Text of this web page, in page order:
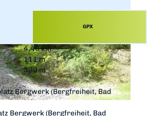
Bad Wildungen, Edersee |
© Gereon Schoplick, Stadtmarketing Bad Wildu
ngen, Edersee | Deine Region: wild, bunt, gesun
d.
GPX
4,46 km
111 m
390 m
Bergwerk (Bergfreiheit, Bad
Bergwerk (Bergfreiheit, Bad